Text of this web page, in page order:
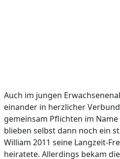
Auch im jungen
einander in herzlicher
gemeinsam Pflichten im
blieben selbst dann noch ein
William 2011 seine Langzeit-
heiratete. Allerdings bekam